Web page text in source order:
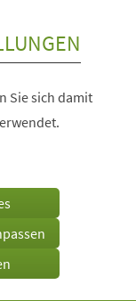
Sie sich damit